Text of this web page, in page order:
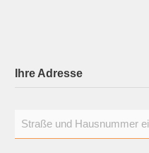
Ihre Adresse